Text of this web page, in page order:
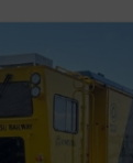
やり＆